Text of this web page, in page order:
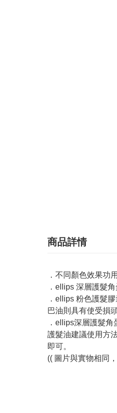
商品詳情
．不同顏色效果功
．ellips 深層護髮
．ellips 粉色護髮
巴油則具有使受損
．ellips深層護髮
護髮油建議使用方
即可。
(( 圖片與實物相同